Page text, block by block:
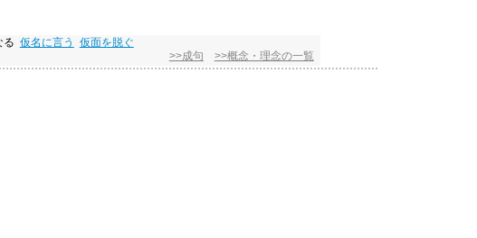
る 仮名に言う
仮面を脱ぐ
>>成句
>>概念・理念の一覧